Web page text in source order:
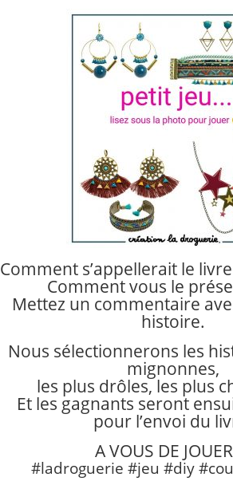
Comment s’appellerait le
Comment vous le
Mettez un commentaire
histoire.
Nous sélectionnerons les
mignonnes,
les plus drôles, les plus
Et les gagnants seront
pour l’envoi du
A VOUS DE
#ladroguerie #jeu #diy